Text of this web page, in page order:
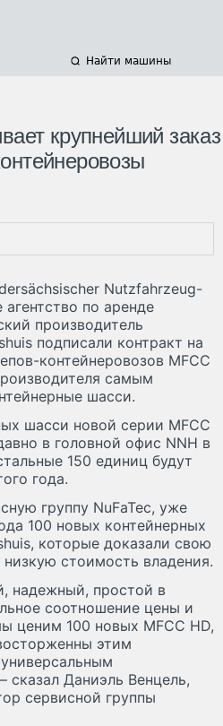
Найти машины
крупнейший заказ
Nutzfahrzeug-
по аренде
производитель
подписали контракт на
контейнеровозов MFCC
самым
шасси.
шасси новой серии MFCC
в головной офис NNH в
150 единиц будут
года.
группу NuFaTec, уже
100 новых контейнерных
которые доказали свою
стоимость владения.
надежный, простой в
соотношение цены и
ценим 100 новых MFCC HD,
этим
сказал Даниэль Венцель,
сервисной группы